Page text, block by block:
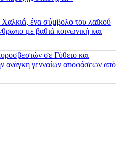
ένα σύμβολο του λαϊκού
με βαθιά κοινωνική και
σε Γύθειο και
ανάγκη γενναίων αποφάσεων από